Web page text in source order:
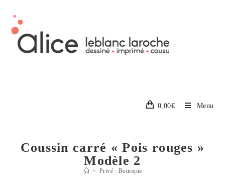
0,00€ Menu
Coussin carré « Pois rouges »
Modèle 2
> Privé : Boutique